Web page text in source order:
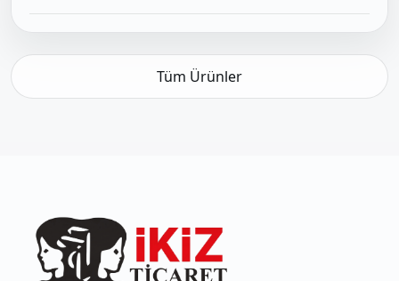
Tüm Ürünler